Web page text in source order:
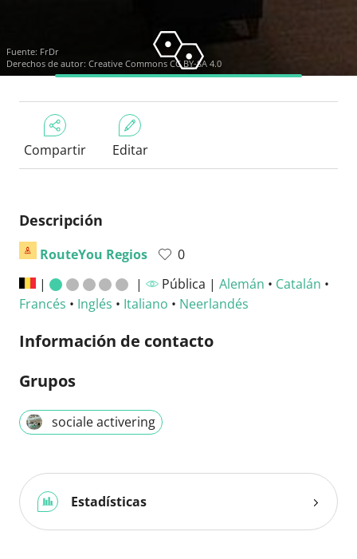
Fuente: FrDr
Derechos de autor: Creative Commons CC BY-SA 4.0
Compartir Editar
Descripción
RouteYou Regios
0
|
| Pública | Alemán • Catalán •
Francés • Inglés • Italiano • Neerlandés
Información de contacto
Grupos
sociale activering
Estadísticas